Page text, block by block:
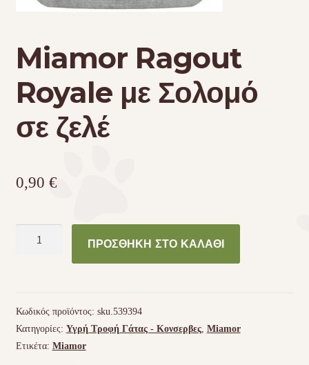
Miamor Ragout
Royale με Σολομό
σε ζελέ
0,90 €
σε
ζελέ
ποσότητα
ΠΡΟΣΘΉΚΗ ΣΤΟ ΚΑΛΆΘΙ
Κωδικός προϊόντος: sku.539394
Κατηγορίες: Υγρή Τροφή Γάτας - Kονσερβες, Miamor
Ετικέτα: Miamor